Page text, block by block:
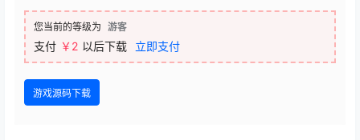
您当前的等级为 游客
支付 ￥2 以后下载 立即支付
游戏源码下载